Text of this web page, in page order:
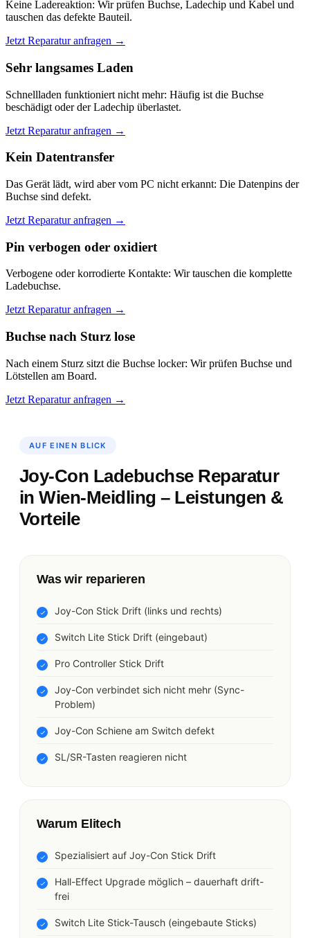
Keine Ladereaktion: Wir prüfen Buchse, Ladechip und Kabel und
tauschen das defekte Bauteil.
Jetzt Reparatur anfragen →
Sehr langsames Laden
Schnellladen funktioniert nicht mehr: Häufig ist die Buchse
beschädigt oder der Ladechip überlastet.
Jetzt Reparatur anfragen →
Kein Datentransfer
Das Gerät lädt, wird aber vom PC nicht erkannt: Die Datenpins der
Buchse sind defekt.
Jetzt Reparatur anfragen →
Pin verbogen oder oxidiert
Verbogene oder korrodierte Kontakte: Wir tauschen die komplette
Ladebuchse.
Jetzt Reparatur anfragen →
Buchse nach Sturz lose
Nach einem Sturz sitzt die Buchse locker: Wir prüfen Buchse und
Lötstellen am Board.
Jetzt Reparatur anfragen →
AUF EINEN BLICK
Joy-Con Ladebuchse Reparatur
in Wien-Meidling – Leistungen &
Vorteile
Was wir reparieren
Joy-Con Stick Drift (links und rechts)
Switch Lite Stick Drift (eingebaut)
Pro Controller Stick Drift
Joy-Con verbindet sich nicht mehr (Sync-
Problem)
Joy-Con Schiene am Switch defekt
SL/SR-Tasten reagieren nicht
Warum Elitech
Spezialisiert auf Joy-Con Stick Drift
Hall-Effect Upgrade möglich – dauerhaft drift-
frei
Switch Lite Stick-Tausch (eingebaute Sticks)